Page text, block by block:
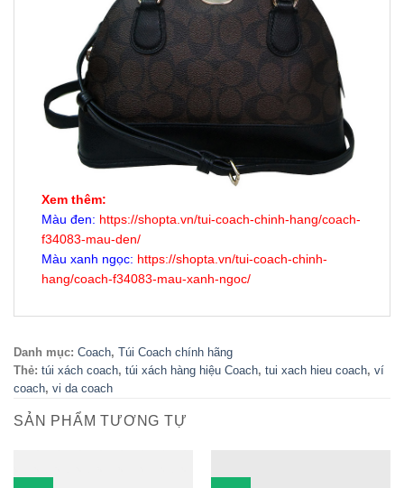
Xem thêm:
Màu đen: https://shopta.vn/tui-coach-chinh-hang/coach-
f34083-mau-den/
Màu xanh ngọc: https://shopta.vn/tui-coach-chinh-
hang/coach-f34083-mau-xanh-ngoc/
Danh mục: Coach, Túi Coach chính hãng
Thẻ: túi xách coach, túi xách hàng hiệu Coach, tui xach hieu coach, ví
coach, vi da coach
SẢN PHẨM TƯƠNG TỰ